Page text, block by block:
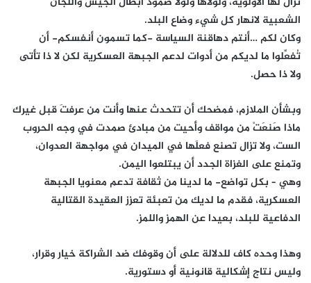
الشعبية لانهار كل شيء وضاع البلد.
وكان لكم …أنتم دهاقنة السياسة -كما تسمون أنفسكم- أن
تُفعِّلوا ما لديكم من أدوات لدعم الجبهة العسكرية لكن لا ذا تأتى
ولا ذا حصل.
وبشأن الملازم، فمضحك أن تتحدث عنها وأنت من عرفتَ قبل غيرك
ماذا صَنعَتْ من مواقف وأحيت من مبادئ صمدت في وجه الحروب
الست، ولا تزال تصنع فعلَها في الميدان في مواجهة العدوان،
وتمنع على الغزاة الجدد أن يبتلعوا اليمن.
وهي – بكل تواضع- ما لدينا من ثقافة تدعم معنويا الجبهة
العسكرية، فقدم ما لديك من تعبئة تعزز العقيدة القتالية
الدفاعية للبلد، بعيدا عن الهمز واللمز.
وهذا وحده كاف للدلالة على أن وقوفك ضد الشراكة خيار وقرار،
وليس نتاج إشكالية قانونية أو دستورية.